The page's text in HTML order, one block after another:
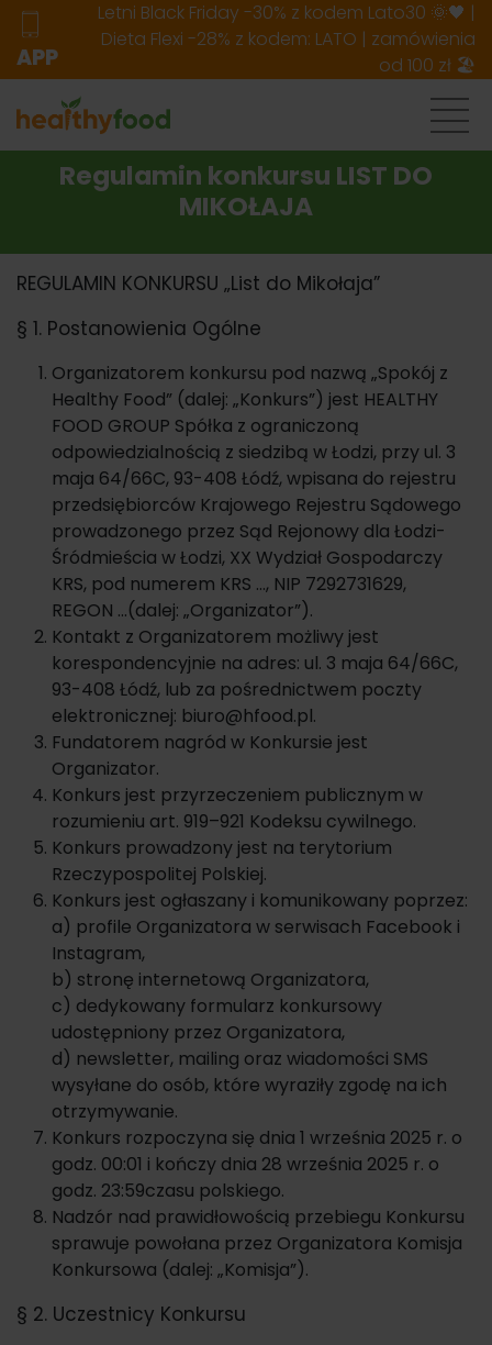
APP
Letni Black Friday -30% z kodem Lato30 🌞🖤 |
Dieta Flexi -28% z kodem: LATO | zamówienia
od 100 zł 🏖️
Regulamin konkursu LIST DO
MIKOŁAJA
REGULAMIN KONKURSU „List do Mikołaja”
§ 1. Postanowienia Ogólne
Organizatorem konkursu pod nazwą „Spokój z
Healthy Food” (dalej: „Konkurs”) jest HEALTHY
FOOD GROUP Spółka z ograniczoną
odpowiedzialnością z siedzibą w Łodzi, przy ul. 3
maja 64/66C, 93-408 Łódź, wpisana do rejestru
przedsiębiorców Krajowego Rejestru Sądowego
prowadzonego przez Sąd Rejonowy dla Łodzi-
Śródmieścia w Łodzi, XX Wydział Gospodarczy
KRS, pod numerem KRS …, NIP 7292731629,
REGON …(dalej: „Organizator”).
Kontakt z Organizatorem możliwy jest
korespondencyjnie na adres: ul. 3 maja 64/66C,
93-408 Łódź, lub za pośrednictwem poczty
elektronicznej: biuro@hfood.pl.
Fundatorem nagród w Konkursie jest
Organizator.
Konkurs jest przyrzeczeniem publicznym w
rozumieniu art. 919–921 Kodeksu cywilnego.
Konkurs prowadzony jest na terytorium
Rzeczypospolitej Polskiej.
Konkurs jest ogłaszany i komunikowany poprzez:
a) profile Organizatora w serwisach Facebook i
Instagram,
b) stronę internetową Organizatora,
c) dedykowany formularz konkursowy
udostępniony przez Organizatora,
d) newsletter, mailing oraz wiadomości SMS
wysyłane do osób, które wyraziły zgodę na ich
otrzymywanie.
Konkurs rozpoczyna się dnia 1 września 2025 r. o
godz. 00:01 i kończy dnia 28 września 2025 r. o
godz. 23:59czasu polskiego.
Nadzór nad prawidłowością przebiegu Konkursu
sprawuje powołana przez Organizatora Komisja
Konkursowa (dalej: „Komisja”).
§ 2. Uczestnicy Konkursu